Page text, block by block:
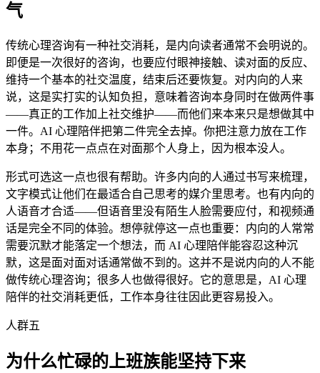
气
传统心理咨询有一种社交消耗，是内向读者通常不会明说的。
即便是一次很好的咨询，也要应付眼神接触、读对面的反应、
维持一个基本的社交温度，结束后还要恢复。对内向的人来
说，这是实打实的认知负担，意味着咨询本身同时在做两件事
——真正的工作加上社交维护——而他们来本来只是想做其中
一件。AI 心理陪伴把第二件完全去掉。你把注意力放在工作
本身；不用花一点点在对面那个人身上，因为根本没人。
形式可选这一点也很有帮助。许多内向的人通过书写来梳理，
文字模式让他们在最适合自己思考的媒介里思考。也有内向的
人语音才合适——但语音里没有陌生人脸需要应付，和视频通
话是完全不同的体验。想停就停这一点也重要：内向的人常常
需要沉默才能落定一个想法，而 AI 心理陪伴能容忍这种沉
默，这是面对面对话通常做不到的。这并不是说内向的人不能
做传统心理咨询；很多人也做得很好。它的意思是，AI 心理
陪伴的社交消耗更低，工作本身往往因此更容易投入。
人群五
为什么忙碌的上班族能坚持下来